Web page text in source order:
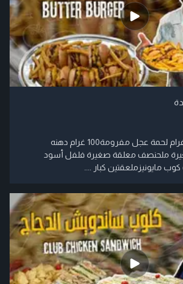
المكوناتللحمة:400 غرام لحمة عجل مفرومة100 غرام دهنه
ملحنصف معلقة صغيرة فلفل أسود
مايونيزملعقتين كبار ....